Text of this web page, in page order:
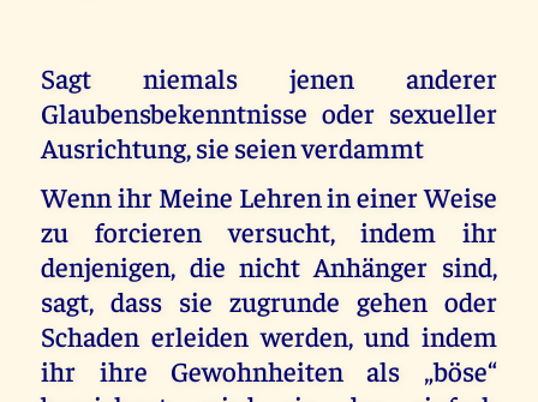
Sagt niemals jenen anderer
Glaubensbekenntnisse oder sexueller
Ausrichtung, sie seien verdammt
Wenn ihr Meine Lehren in einer Weise
zu forcieren versucht, indem ihr
denjenigen, die nicht Anhänger sind,
sagt, dass sie zugrunde gehen oder
Schaden erleiden werden, und indem
ihr ihre Gewohnheiten als „böse“